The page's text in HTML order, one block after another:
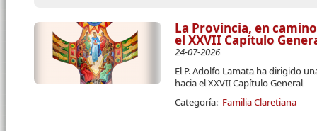
La Provincia, en
el XXVII Capítulo
24-07-2026
El P. Adolfo Lamata ha dirigido
hacia el XXVII Capítulo General
Categoría: Familia Claretiana